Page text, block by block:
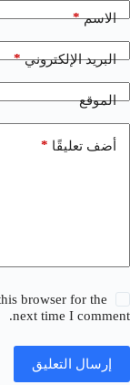
الاسم*
البريد الإلكتروني*
الموقع
أضف تعليقًا *
browser for the
next time I comment.
إرسال التعليق